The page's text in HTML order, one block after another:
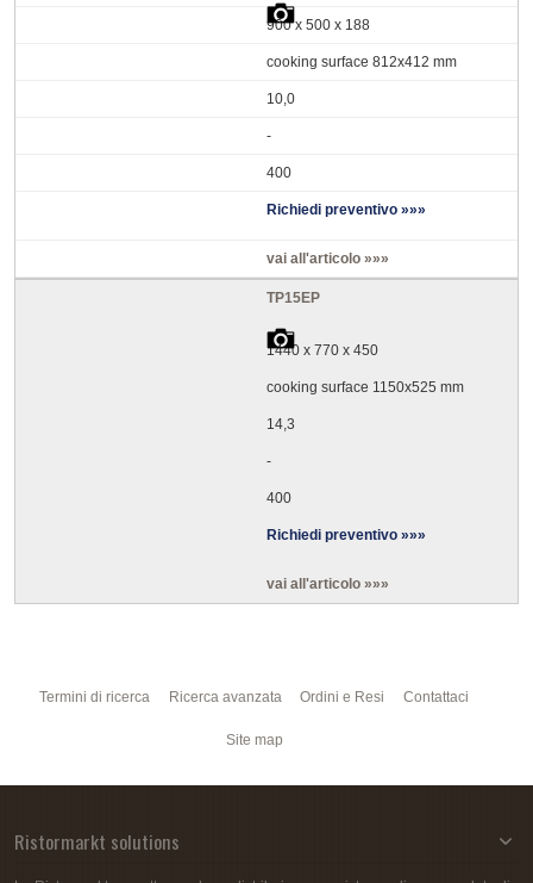
900 x 500 x 188
cooking surface 812x412 mm
10,0
-
400
Richiedi preventivo »»»
vai all'articolo »»»
TP15EP
1440 x 770 x 450
cooking surface 1150x525 mm
14,3
-
400
Richiedi preventivo »»»
vai all'articolo »»»
Termini di ricerca Ricerca avanzata Ordini e Resi Contattaci
Site map
Ristormarkt solutions